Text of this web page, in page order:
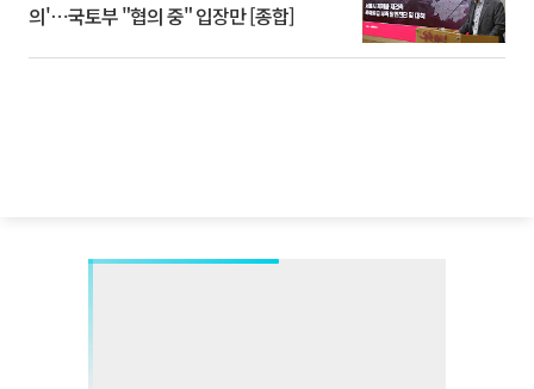
의'⋯국토부 "협의 중" 입장만 [종합]